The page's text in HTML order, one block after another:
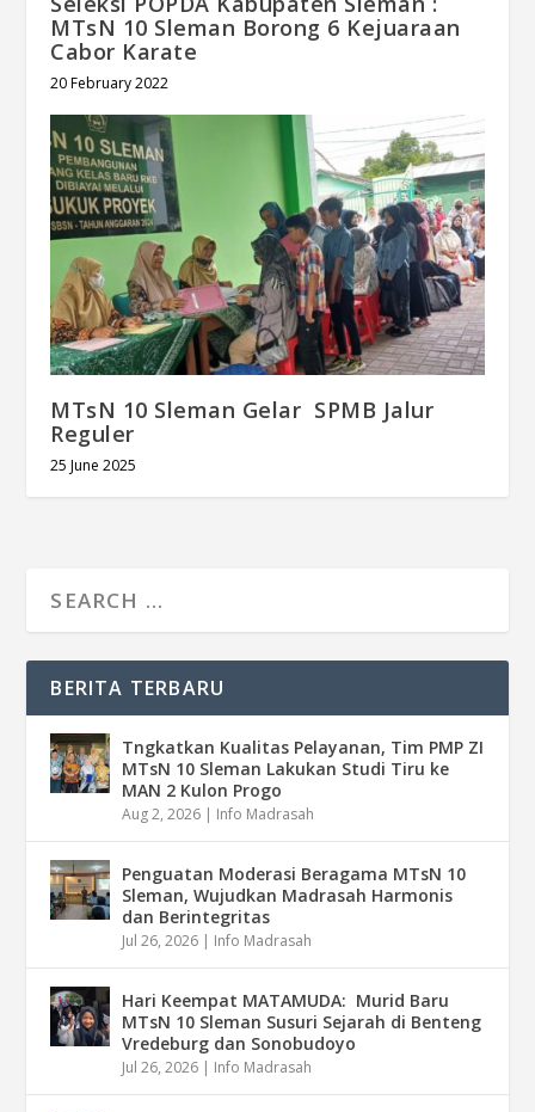
MTsN 10 Sleman Borong 6 Kejuaraan
Cabor Karate
20 February 2022
MTsN 10 Sleman Gelar SPMB Jalur
Reguler
25 June 2025
BERITA TERBARU
Tngkatkan Kualitas Pelayanan, Tim PMP ZI
MTsN 10 Sleman Lakukan Studi Tiru ke
MAN 2 Kulon Progo
Aug 2, 2026 | Info Madrasah
Penguatan Moderasi Beragama MTsN 10
Sleman, Wujudkan Madrasah Harmonis
dan Berintegritas
Jul 26, 2026 | Info Madrasah
Hari Keempat MATAMUDA: Murid Baru
MTsN 10 Sleman Susuri Sejarah di Benteng
Vredeburg dan Sonobudoyo
Jul 26, 2026 | Info Madrasah